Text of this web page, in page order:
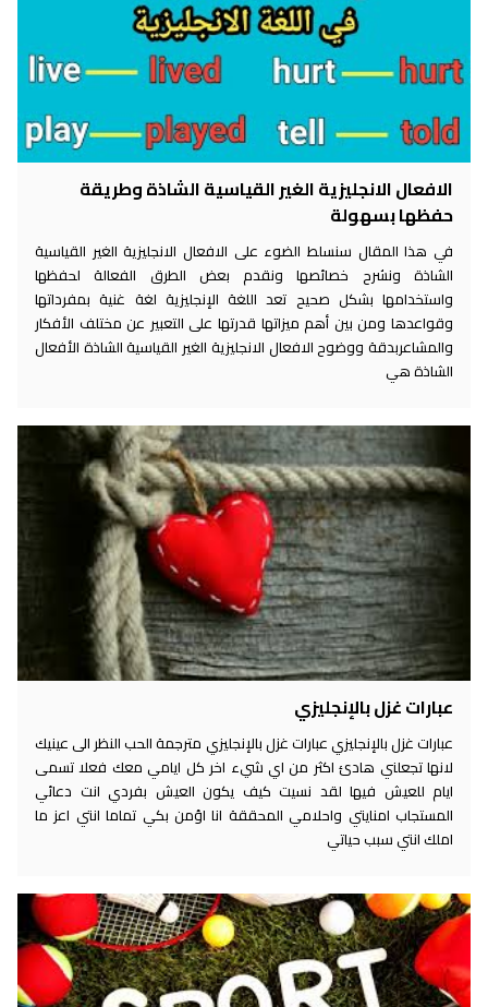
الافعال الانجليزية الغير القياسية الشاذة وطريقة
حفظها بسهولة
في هذا المقال سنسلط الضوء على الافعال الانجليزية الغير القياسية
الشاذة ونشرح خصائصها ونقدم بعض الطرق الفعالة لحفظها
واستخدامها بشكل صحيح تعد اللغة الإنجليزية لغة غنية بمفرداتها
وقواعدها ومن بين أهم ميزاتها قدرتها على التعبير عن مختلف الأفكار
والمشاعربدقة ووضوح الافعال الانجليزية الغير القياسية الشاذة الأفعال
الشاذة هي
عبارات غزل بالإنجليزي
عبارات غزل بالإنجليزي عبارات غزل بالإنجليزي مترجمة الحب النظر الى عينيك
لانها تجعلني هادئ اكثر من اي شيء اخر كل ايامي معك فعلا تسمى
ايام للعيش فيها لقد نسيت كيف يكون العيش بفردي انت دعائي
المستجاب امنايتي واحلامي المحققة انا اؤمن بكي تماما انتي اعز ما
املك انتي سبب حياتي